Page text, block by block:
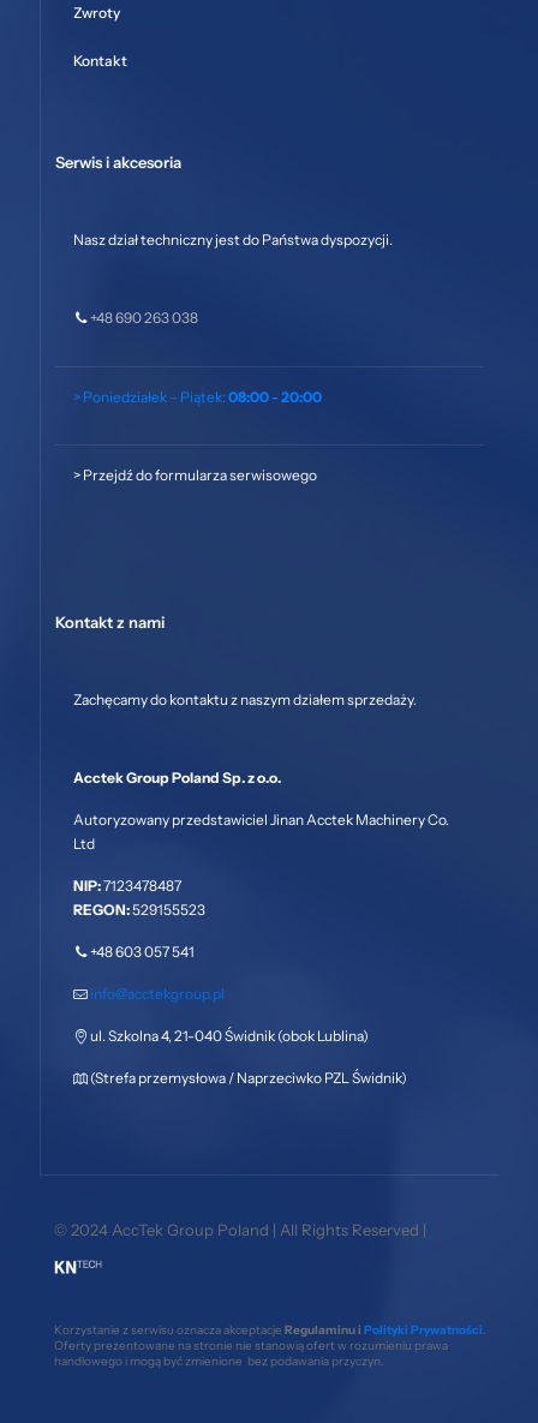
Zwroty
Kontakt
Serwis i akcesoria
Nasz dział techniczny jest do Państwa dyspozycji.
+48 690 263 038
> Poniedziałek – Piątek: 08:00 - 20:00
> Przejdź do formularza serwisowego
Kontakt z nami
Zachęcamy do kontaktu z naszym działem sprzedaży.
Acctek Group Poland Sp. z o.o.
Autoryzowany przedstawiciel Jinan Acctek Machinery Co.
Ltd
NIP:7123478487
REGON:529155523
+48 603 057 541
info@acctekgroup.pl
ul. Szkolna 4, 21-040 Świdnik (obok Lublina)
(Strefa przemysłowa / Naprzeciwko PZL Świdnik)
© 2024 AccTek Group Poland | All Rights Reserved |
Korzystanie z serwisu oznacza akceptacje Regulaminu i Polityki Prywatności
Oferty prezentowane na stronie nie stanowią ofert w rozumieniu prawa
handlowego i mogą być zmienione bez podawania przyczyn.